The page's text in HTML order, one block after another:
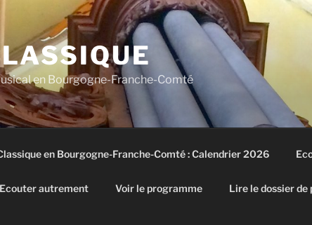
en Bourgogne-Franche-Comté
en Bourgogne-Franche-Comté : Calendrier 2026
Ecouter autrement Voir le programme Lire le dossier de